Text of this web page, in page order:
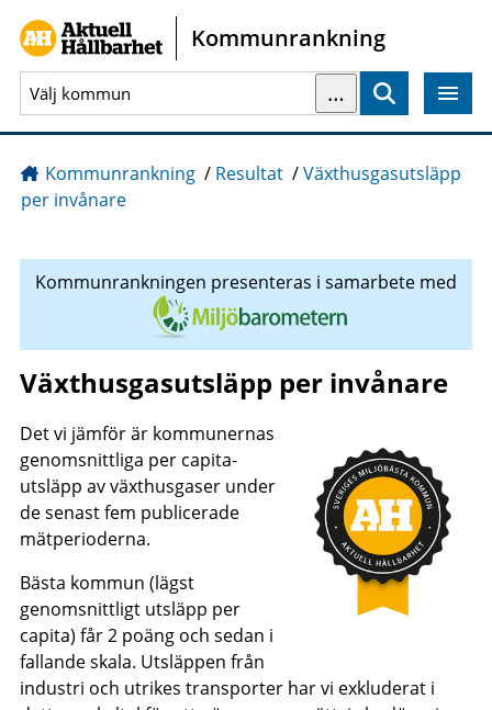
Gå direkt till sidans innehåll
Kommunrankning
…
Kommunrankning / Resultat /Växthusgasutsläpp
per invånare
Kommunrankningen presenteras i samarbete med
Växthusgasutsläpp per invånare
Det vi jämför är kommunernas
genomsnittliga per capita-
utsläpp av växthusgaser under
de senast fem publicerade
mätperioderna.
Bästa kommun (lägst
genomsnittligt utsläpp per
capita) får 2 poäng och sedan i
fallande skala. Utsläppen från
industri och utrikes transporter har vi exkluderat i